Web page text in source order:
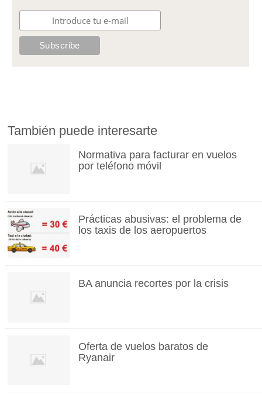
También puede interesarte
Normativa para facturar en vuelos
por teléfono móvil
Prácticas abusivas: el problema de
los taxis de los aeropuertos
BA anuncia recortes por la crisis
Oferta de vuelos baratos de
Ryanair